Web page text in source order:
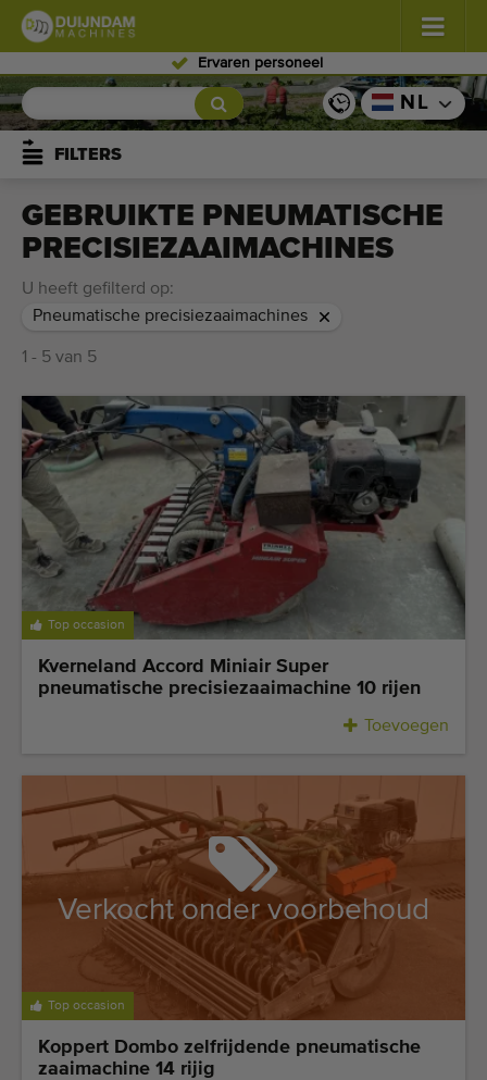
Ervaren personeel
Bloemen en planten (587)
Vollegrondgroenten
Glastuinbouw groenten (350)
Fruitteelt (336)
Transportbanden (441)
Verkoop uw machine!
Zoek per soort
Laatst bekeken machines
Laatst toegevoegde machines
E-mail Alerts
Machines
Merken
Werken bij
Contact
Kwalitatieve machines
Ervaren personeel
Wereldwijde levering
NL
FILTERS
GEBRUIKTE PNEUMATISCHE
PRECISIEZAAIMACHINES
U heeft gefilterd op:
Pneumatische precisiezaaimachines
1 - 5 van 5
Top occasion
Kverneland Accord Miniair Super
pneumatische precisiezaaimachine 10 rijen
Toevoegen
Top occasion
Verkocht onder voorbehoud
Koppert Dombo zelfrijdende pneumatische
zaaimachine 14 rijig